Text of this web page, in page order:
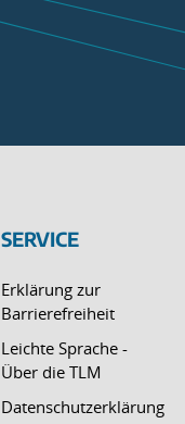
SERVICE
Erklärung zur
Barrierefreiheit
Leichte Sprache -
Über die TLM
Datenschutzerklärung